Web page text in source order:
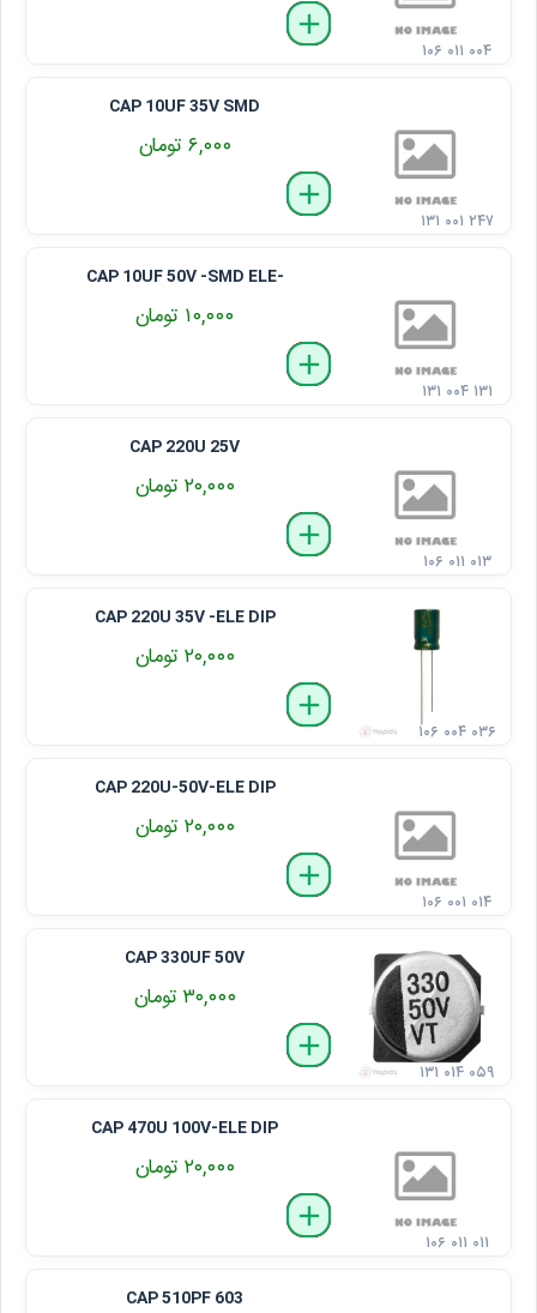
delete
remove
add
۱۰۶ ۰۱۱ ۰۰۴
CAP 10UF 35V SMD
۶,۰۰۰ تومان
delete
remove
add
۱۳۱ ۰۰۱ ۲۴۷
CAP 10UF 50V -SMD ELE-
۱۰,۰۰۰ تومان
delete
remove
add
۱۳۱ ۰۰۴ ۱۳۱
CAP 220U 25V
۲۰,۰۰۰ تومان
delete
remove
add
۱۰۶ ۰۱۱ ۰۱۳
CAP 220U 35V -ELE DIP
۲۰,۰۰۰ تومان
delete
remove
add
۱۰۶ ۰۰۴ ۰۳۶
CAP 220U-50V-ELE DIP
۲۰,۰۰۰ تومان
delete
remove
add
۱۰۶ ۰۰۱ ۰۱۴
CAP 330UF 50V
۳۰,۰۰۰ تومان
delete
remove
add
۱۳۱ ۰۱۴ ۰۵۹
CAP 470U 100V-ELE DIP
۲۰,۰۰۰ تومان
delete
remove
add
۱۰۶ ۰۱۱ ۰۱۱
CAP 510PF 603